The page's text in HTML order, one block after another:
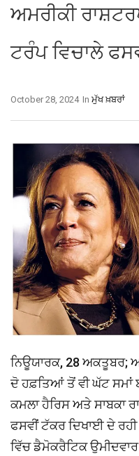
ਅਮਰੀਕੀ
ਟਰੰਪ ਵਿਚਾਲੇ
In ਮੁੱਖ ਖ਼ਬਰਾਂ
October 28, 2024
ਨਿਊਯਾਰਕ, 28 ਅਕਤੂਬਰ;
ਦੋ ਹਫ਼ਤਿਆਂ ਤੋਂ ਵੀ ਘੱਟ ਸਮਾਂ
ਕਮਲਾ ਹੈਰਿਸ ਅਤੇ ਸਾਬਕਾ
ਫਸਵੀਂ ਟੱਕਰ ਦਿਖਾਈ ਦੇ
ਵਿੱਚ ਡੈਮੋਕਰੈਟਿਕ